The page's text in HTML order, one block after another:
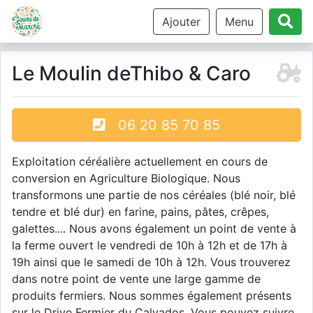
Ajouter Menu
Le Moulin deThibo & Caro
06 20 85 70 85
Exploitation céréalière actuellement en cours de
conversion en Agriculture Biologique. Nous
transformons une partie de nos céréales (blé noir, blé
tendre et blé dur) en farine, pains, pâtes, crêpes,
galettes.... Nous avons également un point de vente à
la ferme ouvert le vendredi de 10h à 12h et de 17h à
19h ainsi que le samedi de 10h à 12h. Vous trouverez
dans notre point de vente une large gamme de
produits fermiers. Nous sommes également présents